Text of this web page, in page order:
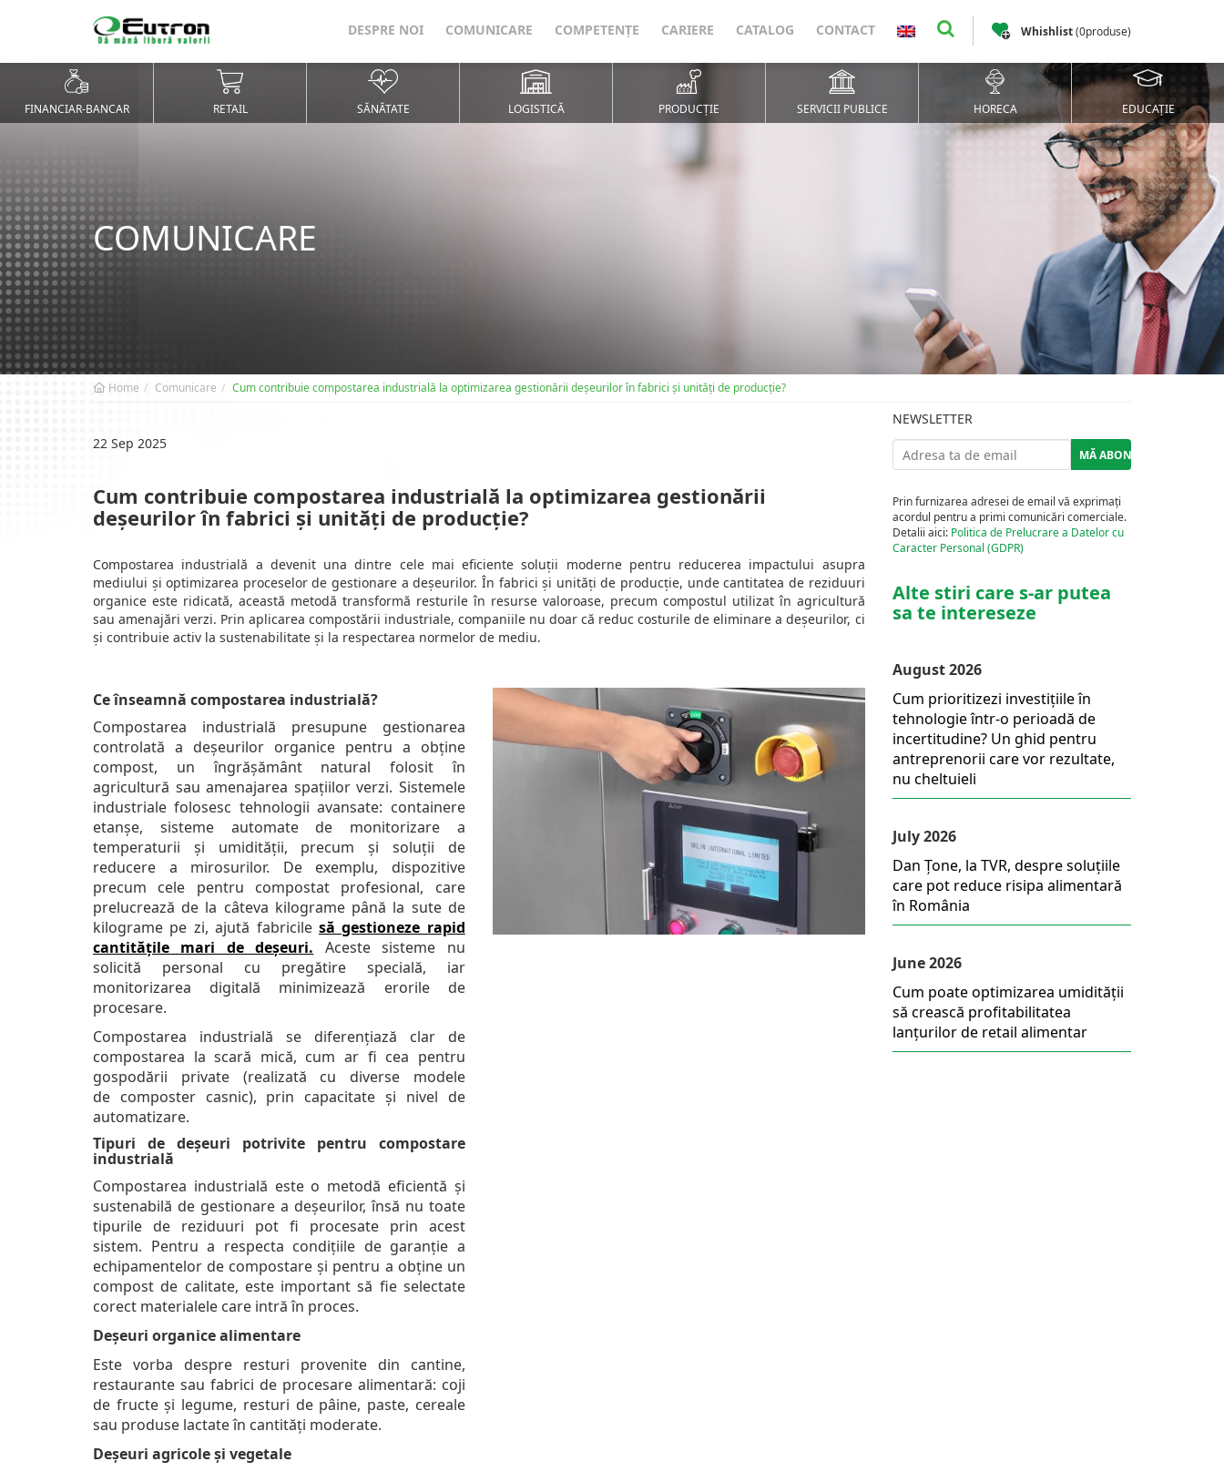
Whishlist(0produse)
DESPRE NOI COMUNICARE COMPETENȚE CARIERE CATALOG CONTACT
FINANCIAR-BANCAR RETAIL SĂNĂTATE LOGISTICĂ PRODUCȚIE SERVICII PUBLICE HORECA EDUCAȚIE
COMUNICARE
Home Comunicare Cum contribuie compostarea industrială la optimizarea gestionării deșeurilor în fabrici și unități de producție?
22 Sep 2025
Cum contribuie compostarea industrială la optimizarea gestionării
deșeurilor în fabrici și unități de producție?
Compostarea industrială a devenit una dintre cele mai eficiente soluții moderne pentru reducerea impactului asupra
mediului și optimizarea proceselor de gestionare a deșeurilor. În fabrici și unități de producție, unde cantitatea de reziduuri
organice este ridicată, această metodă transformă resturile în resurse valoroase, precum compostul utilizat în agricultură
sau amenajări verzi. Prin aplicarea compostării industriale, companiile nu doar că reduc costurile de eliminare a deșeurilor, ci
și contribuie activ la sustenabilitate și la respectarea normelor de mediu.
Ce înseamnă compostarea industrială?
Compostarea industrială presupune gestionarea
controlată a deșeurilor organice pentru a obține
compost, un îngrășământ natural folosit în
agricultură sau amenajarea spațiilor verzi. Sistemele
industriale folosesc tehnologii avansate: containere
etanșe, sisteme automate de monitorizare a
temperaturii și umidității, precum și soluții de
reducere a mirosurilor. De exemplu, dispozitive
precum cele pentru compostat profesional, care
prelucrează de la câteva kilograme până la sute de
kilograme pe zi, ajută fabricile să gestioneze rapid
cantitățile mari de deșeuri. Aceste sisteme nu
solicită personal cu pregătire specială, iar
monitorizarea digitală minimizează erorile de
procesare.
Compostarea industrială se diferențiază clar de
compostarea la scară mică, cum ar fi cea pentru
gospodării private (realizată cu diverse modele
de composter casnic), prin capacitate și nivel de
automatizare.
Tipuri de deșeuri potrivite pentru compostare
industrială
Compostarea industrială este o metodă eficientă și
sustenabilă de gestionare a deșeurilor, însă nu toate
tipurile de reziduuri pot fi procesate prin acest
sistem. Pentru a respecta condițiile de garanție a
echipamentelor de compostare și pentru a obține un
compost de calitate, este important să fie selectate
corect materialele care intră în proces.
Deșeuri organice alimentare
Este vorba despre resturi provenite din cantine,
restaurante sau fabrici de procesare alimentară: coji
de fructe și legume, resturi de pâine, paste, cereale
sau produse lactate în cantități moderate.
Deșeuri agricole și vegetale
NEWSLETTER
Prin furnizarea adresei de email vă exprimați
acordul pentru a primi comunicări comerciale.
Detalii aici: Politica de Prelucrare a Datelor cu
Caracter Personal (GDPR)
Alte stiri care s-ar putea
sa te intereseze
August 2026
Cum prioritizezi investițiile în
tehnologie într-o perioadă de
incertitudine? Un ghid pentru
antreprenorii care vor rezultate,
nu cheltuieli
July 2026
Dan Țone, la TVR, despre soluțiile
care pot reduce risipa alimentară
în România
June 2026
Cum poate optimizarea umidității
să crească profitabilitatea
lanțurilor de retail alimentar